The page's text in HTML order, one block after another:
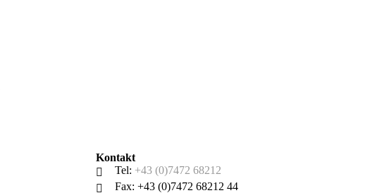
Kontakt
Tel: +43 (0)7472 68212
Fax: +43 (0)7472 68212 44